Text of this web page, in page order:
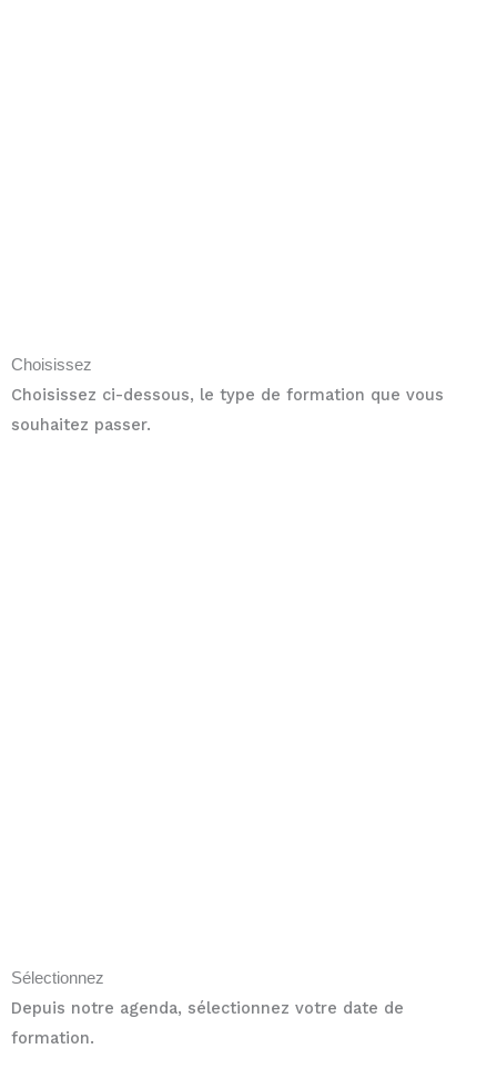
Choisissez
Choisissez ci-dessous, le type de formation que vous
souhaitez passer.
Sélectionnez
Depuis notre agenda, sélectionnez votre date de
formation.